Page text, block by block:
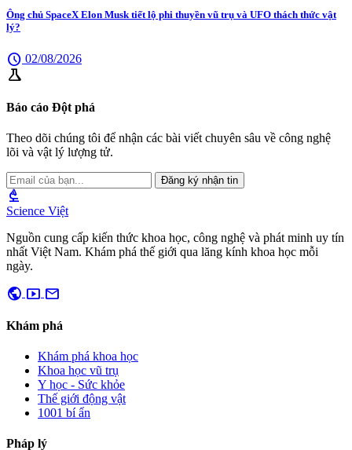
Ông chủ SpaceX Elon Musk tiết lộ phi thuyền vũ trụ và UFO thách thức vật
lý?
schedule 02/08/2026
science
Báo cáo Đột phá
Theo dõi chúng tôi để nhận các bài viết chuyên sâu về công nghệ
lõi và vật lý lượng tử.
Đăng ký nhận tin
biotech
Science Việt
Nguồn cung cấp kiến thức khoa học, công nghệ và phát minh uy tín
nhất Việt Nam. Khám phá thế giới qua lăng kính khoa học mỗi
ngày.
public smart_display mail
Khám phá
Khám phá khoa học
Khoa học vũ trụ
Y học - Sức khỏe
Thế giới động vật
1001 bí ẩn
Pháp lý